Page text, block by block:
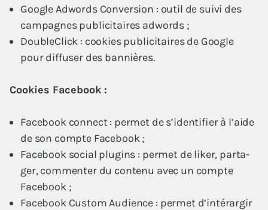
Google Adwords Conver­sion : outil de sui­vi des
cam­pagnes publi­ci­taires adwords ;
Dou­ble­Click : cookies publi­ci­taires de Google
pour dif­fu­ser des bannières.
Cookies Face­book :
Face­book connect : per­met de s’i­den­ti­fier à l’aide
de son compte Facebook ;
Face­book social plu­gins : per­met de liker, par­ta­
ger, com­men­ter du conte­nu avec un compte
Facebook ;
Face­book Cus­tom Audience : per­met d’in­té­rar­gir